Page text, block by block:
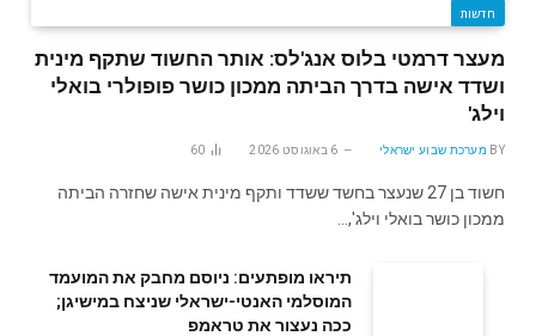
חדשות
מעצר דרמטי בלוס אנג'לס: אותר החשוד שתקף מינית
ושדד אישה בדרך הביתה ממכון כושר פופולרי בואלי
וילג'
BY מערכת שבוע ישראלי 6 באוגוסט 2026 60
חשוד בן 27 שנעצר בחשד ששדד ותקף מינית אישה שחזרה הביתה
ממכון כושר בואלי וילג',…
תיראו מופתעים: ניוסם מחבק את המועמד
המוסלמי האנטי-ישראלי שניצח במישיגן;
ככה נעצור את טראמפ